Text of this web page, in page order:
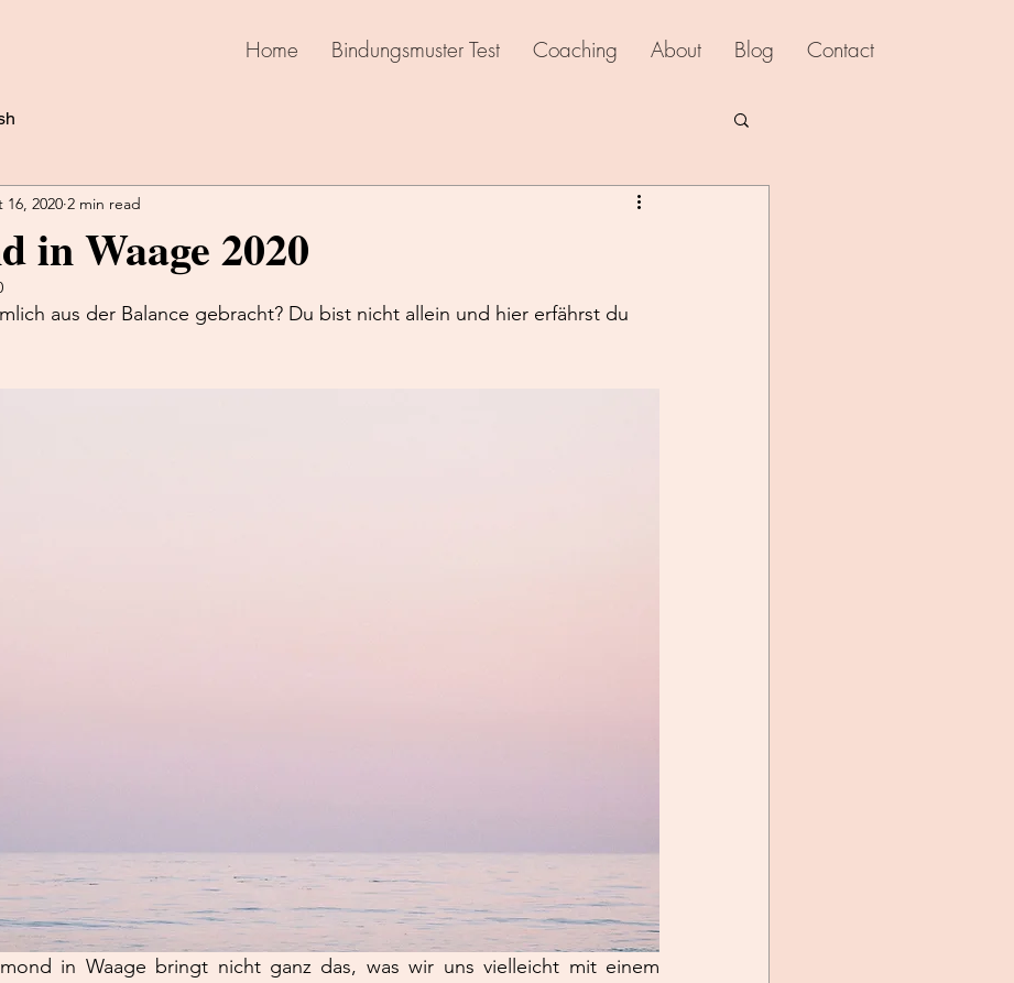
Home Bindungsmuster Test Coaching About Blog Contact
in Waage 2020
16, 2020 2 min read
aus der Balance gebracht? Du bist nicht allein und hier erfährst du
in Waage bringt nicht ganz das, was wir uns vielleicht mit einem